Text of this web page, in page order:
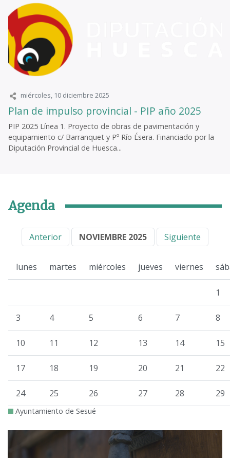
miércoles, 10 diciembre 2025
Plan de impulso provincial - PIP año 2025
PIP 2025 Línea 1. Proyecto de obras de pavimentación y
equipamiento c/ Barranquet y Pº Río Ésera. Financiado por la
Diputación Provincial de Huesca...
Agenda
Anterior NOVIEMBRE 2025 Siguiente
lunes martes miércoles jueves viernes
1
3 4 5 6 7 8
10 11 12 13 14 15
17 18 19 20 21 22
24 25 26 27 28 29
Ayuntamiento de Sesué